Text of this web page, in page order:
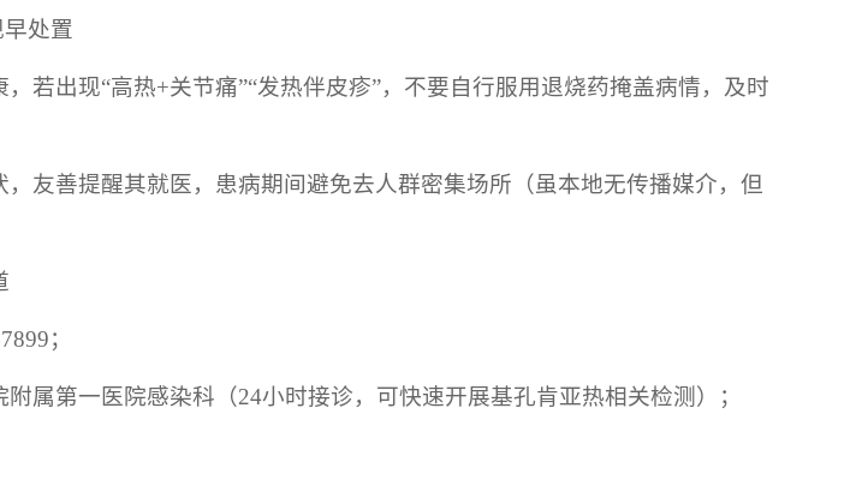
处置
若出现“高热+关节痛”“发热伴皮疹”，不要自行服用退烧药掩盖病情，及时
友善提醒其就医，患病期间避免去人群密集场所（虽本地无传播媒介，但
；
属第一医院感染科（24小时接诊，可快速开展基孔肯亚热相关检测）；